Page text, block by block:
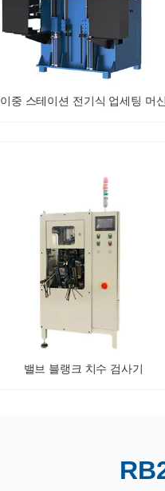
이중 스테이션 전기식 업세팅 머신
밸브 블랭크 치수 검사기